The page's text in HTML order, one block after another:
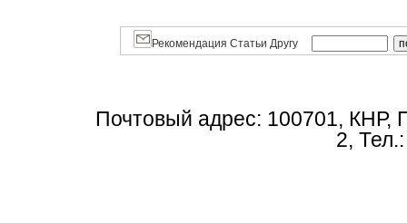
Рекомендация Статьи Другу
Почтовый адрес: 100701, КНР,
2,